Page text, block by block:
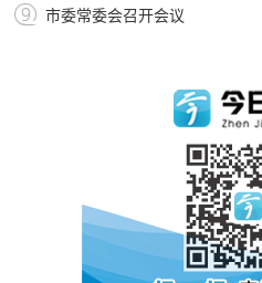
市委常委会召开会议